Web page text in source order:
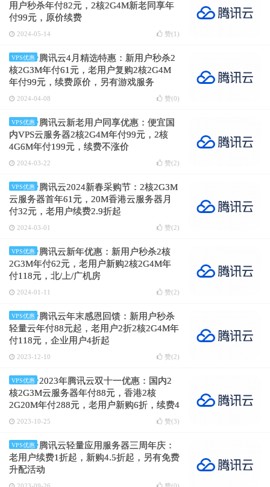
用户秒杀年付82元，2核2G4M新老同享年
付99元，原价续费
2024-05-14 赞(1 )
VPS优惠
腾讯云4月精选特惠：新用户秒杀2
核2G3M年付61元，老用户复购2核2G4M
年付99元，续费原价，另有游戏服务
器/GPU服务器/AI服务器1折起
2024-04-08 赞(0)
VPS优惠
腾讯云新老用户同享优惠：便宜国
内VPS云服务器2核2G4M年付99元，2核
4G6M年付199元，续费不涨价
2024-03-22 赞(2)
VPS优惠
腾讯云2024新春采购节：2核2G3M
云服务器首年61元，20M香港云服务器月
付32元，老用户续费2.9折起
2024-03-01 赞(2)
VPS优惠
腾讯云新年优惠：新用户秒杀2核
2G3M年付62元，老用户新购2核2G4M年
付118元，北/上/广机房
2024-01-11 赞(2)
VPS优惠
腾讯云年末感恩回馈：新用户秒杀
轻量云年付88元起，老用户2折2核2G4M年
付118元，企业用户4折起
2023-12-10 赞(2)
VPS优惠
2023年腾讯云双十一优惠：国内2
核2G3M云服务器年付88元，香港2核
2G20M年付288元，老用户新购6折，续费4
折2023-10-25 赞(3)
VPS优惠
腾讯云轻量应用服务器三周年庆：
老用户续费1折起，新购4.5折起，另有免费
升配活动